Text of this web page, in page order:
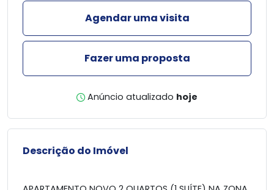
Agendar uma visita
Fazer uma proposta
Anúncio atualizado hoje
Descrição do Imóvel